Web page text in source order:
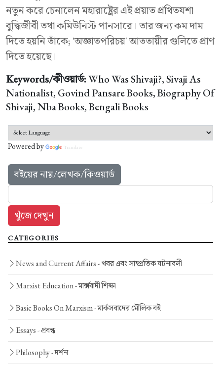
নতুন করে চেনালেন মহারাষ্ট্রের এই প্রয়াত প্রথিতযশা
বুদ্ধিজীবী তথা কমিউনিস্ট পানসারে। তার জন্য কম দাম
দিতে হয়নি তাঁকে; 'অজ্ঞাতপরিচয়' আততায়ীর গুলিতে প্রাণ
দিতে হয়েছে।
Keywords/কীওয়ার্ড:Who Was Shivaji?, Sivaji As
Nationalist, Govind Pansare Books, Biography Of
Shivaji, Nba Books, Bengali Books
Powered by Translate
বইয়ের নাম়/লেখক/কিওয়ার্ড
CATEGORIES
News and Current Affairs -খবর এবং সাম্প্রতিক ঘটনাবলী
Marxist Education -মার্ক্সবাদী শিক্ষা
Basic Books On Marxism -মার্কসবাদের মৌলিক বই
Essays -প্রবন্ধ
Philosophy -দর্শন